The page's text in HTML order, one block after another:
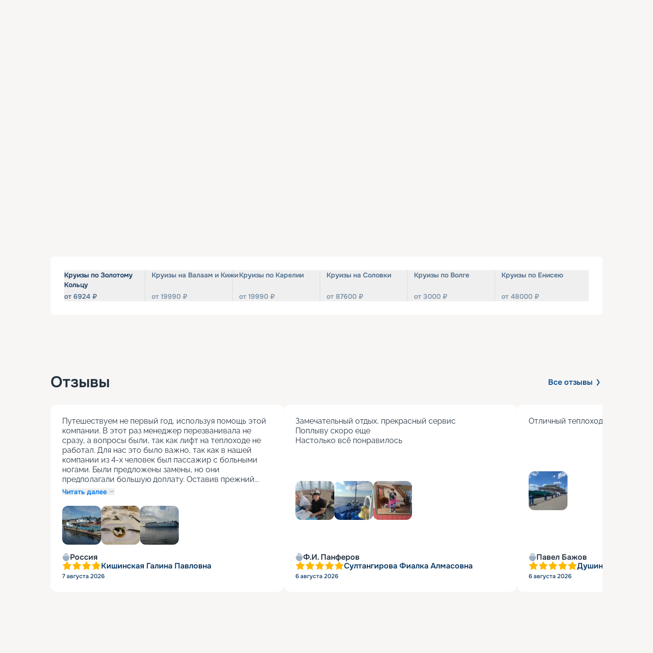
Круизы по Золотому
Кольцу
от 6924 ₽
Круизы на Валаам и Кижи
от 19990 ₽
Круизы по Карелии
от 19990 ₽
Круизы на Соловки
от 87600 ₽
Круизы по Волге
от 3000 ₽
Круизы по Енисею
от 48000 ₽
Отзывы Все отзывы
Путешествуем не первый год, используя помощь этой
компании. В этот раз менеджер перезванивала не
сразу, а вопросы были, так как лифт на теплоходе не
работал. Для нас это было важно, так как в нашей
компании из 4-х человек был пассажир с больными
ногами. Были предложены замены, но они
предполагали большую доплату. Оставив прежний...
Читать далее
Россия
Кишинская Галина Павловна
7 августа 2026
Замечательный отдых, прекрасный сервис
Поплыву скоро еще
Настолько всё понравилось
Ф.И. Панферов
Султангирова Фиалка Алмасовна
6 августа 2026
Отличный теплоход с хорошим
Павел Бажов
Душин Александр
6 августа 2026